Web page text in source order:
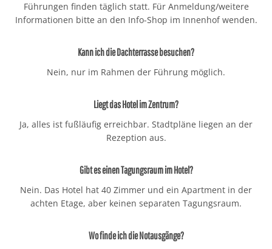
Führungen finden täglich statt. Für Anmeldung/weitere
Informationen bitte an den Info-Shop im Innenhof wenden.
Kann ich die Dachterrasse besuchen?
Nein, nur im Rahmen der Führung möglich.
Liegt das Hotel im Zentrum?
Ja, alles ist fußläufig erreichbar. Stadtpläne liegen an der
Rezeption aus.
Gibt es einen Tagungsraum im Hotel?
Nein. Das Hotel hat 40 Zimmer und ein Apartment in der
achten Etage, aber keinen separaten Tagungsraum.
Wo finde ich die Notausgänge?